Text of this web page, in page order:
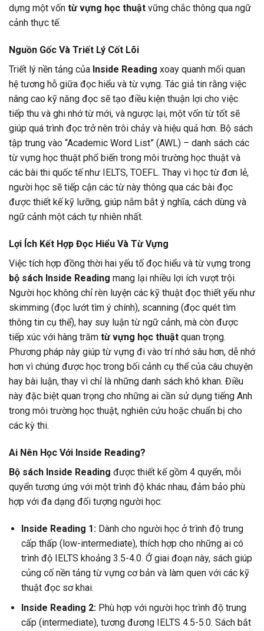
dựng một vốn từ vựng học thuật vững chắc thông qua ngữ
cảnh thực tế.
Nguồn Gốc Và Triết Lý Cốt Lõi
Triết lý nền tảng của Inside Reading xoay quanh mối quan
hệ tương hỗ giữa đọc hiểu và từ vựng. Tác giả tin rằng việc
nâng cao kỹ năng đọc sẽ tạo điều kiện thuận lợi cho việc
tiếp thu và ghi nhớ từ mới, và ngược lại, một vốn từ tốt sẽ
giúp quá trình đọc trở nên trôi chảy và hiệu quả hơn. Bộ sách
tập trung vào “Academic Word List” (AWL) – danh sách các
từ vựng học thuật phổ biến trong môi trường học thuật và
các bài thi quốc tế như IELTS, TOEFL. Thay vì học từ đơn lẻ,
người học sẽ tiếp cận các từ này thông qua các bài đọc
được thiết kế kỹ lưỡng, giúp nắm bắt ý nghĩa, cách dùng và
ngữ cảnh một cách tự nhiên nhất.
Lợi Ích Kết Hợp Đọc Hiểu Và Từ Vựng
Việc tích hợp đồng thời hai yếu tố đọc hiểu và từ vựng trong
bộ sách Inside Reading mang lại nhiều lợi ích vượt trội.
Người học không chỉ rèn luyện các kỹ thuật đọc thiết yếu như
skimming (đọc lướt tìm ý chính), scanning (đọc quét tìm
thông tin cụ thể), hay suy luận từ ngữ cảnh, mà còn được
tiếp xúc với hàng trăm từ vựng học thuật quan trọng.
Phương pháp này giúp từ vựng đi vào trí nhớ sâu hơn, dễ nhớ
hơn vì chúng được học trong bối cảnh cụ thể của câu chuyện
hay bài luận, thay vì chỉ là những danh sách khô khan. Điều
này đặc biệt quan trọng cho những ai cần sử dụng tiếng Anh
trong môi trường học thuật, nghiên cứu hoặc chuẩn bị cho
các kỳ thi.
Ai Nên Học Với Inside Reading?
Bộ sách Inside Reading được thiết kế gồm 4 quyển, mỗi
quyển tương ứng với một trình độ khác nhau, đảm bảo phù
hợp với đa dạng đối tượng người học:
Inside Reading 1:Dành cho người học ở trình độ trung
cấp thấp (low-intermediate), thích hợp cho những ai có
trình độ IELTS khoảng 3.5-4.0. Ở giai đoạn này, sách giúp
củng cố nền tảng từ vựng cơ bản và làm quen với các kỹ
thuật đọc sơ khai.
Inside Reading 2:Phù hợp với người học trình độ trung
cấp (intermediate), tương đương IELTS 4.5-5.0. Sách bắt